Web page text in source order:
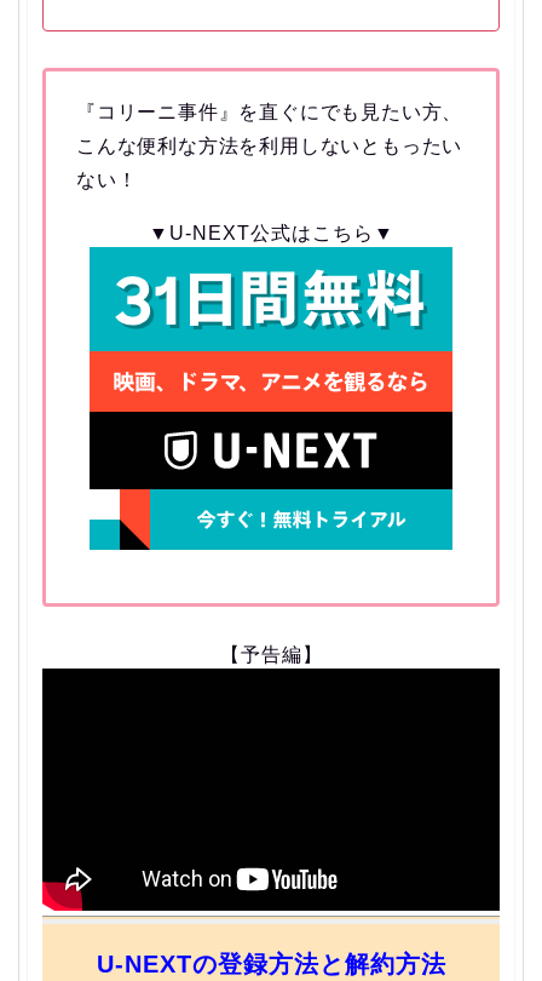
『コリーニ事件』を直ぐにでも見たい方、
こんな便利な方法を利用しないともったい
ない！
▼U-NEXT公式はこちら▼
【予告編】
U-NEXTの登録方法と解約方法